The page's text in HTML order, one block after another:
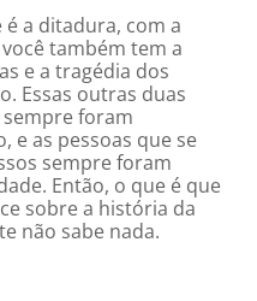
a ditadura, com a
também tem a
e a tragédia dos
Essas outras duas
foram
e as pessoas que se
sempre foram
Então, o que é que
sobre a história da
não sabe nada.